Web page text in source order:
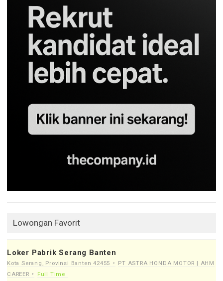
Lowongan Favorit
Loker Pabrik Serang Banten
Kota Serang, Provinsi Banten 42455
PT ASTRA HONDA MOTOR | AHM
CAREER
Full Time